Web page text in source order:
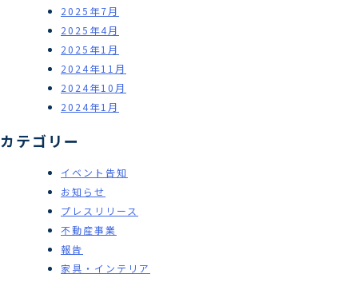
2025年7月
2025年4月
2025年1月
2024年11月
2024年10月
2024年1月
カテゴリー
イベント告知
お知らせ
プレスリリース
不動産事業
報告
家具・インテリア